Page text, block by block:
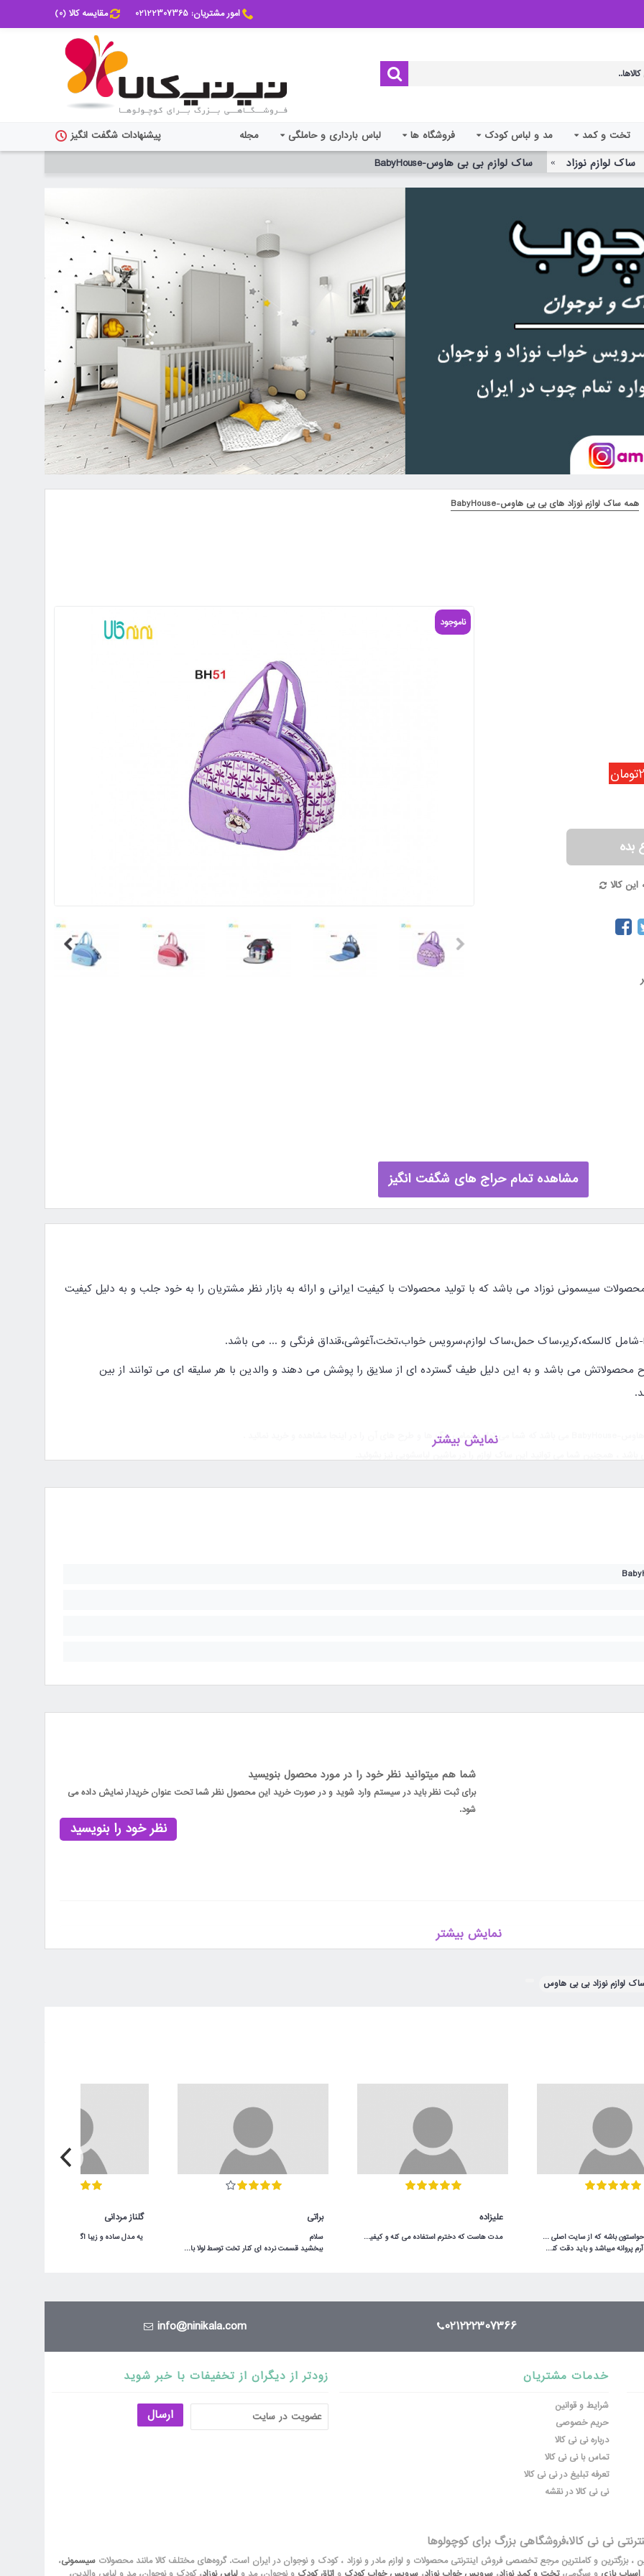
امور مشتریان: 02122307365 مقایسه کالا (0
)
پیشنهادات شگفت انگیز تخت و کمد مد و لباس کودک فروشگاه ها لباس بارداری و حاملگی مجله
ساک لوازم نوزاد ساک لوازم بی بی هاوس-BabyHouse
همه ساک لوازم نوزاد های بی بی هاوس-BabyHouse
ناموجود
بده
کالا
مشاهده تمام حراج های شگفت انگیز
محصولات سیسمونی نوزاد می باشد که با تولید محصولات با کیفیت ایرانی و ارائه به بازار نظر مشتریان را به خود جلب و به دلیل کیفیت
شامل کالسکه،کریر،ساک حمل،ساک لوازم،سرویس خواب،تخت،آغوشی،قنداق فرنگی و ... می باشد.
محصولاتش می باشد و به این دلیل طیف گسترده ای از سلایق را پوشش می دهند و والدین با هر سلیقه ای می توانند از بین
.
قرار گرفتن بر روی شانه .
نمایش بیشتر
شما هم میتوانید نظر خود را در مورد محصول بنویسید
برای ثبت نظر باید در سیستم وارد شوید و در صورت خرید این محصول نظر شما تحت عنوان خریدار نمایش داده می
شود.
نظر خود را بنویسید
نمایش بیشتر
لوازم نوزاد بی بی هاوس
لوگوی نینیکالا آرم پروانه میباشد و باید دقت کنن و آدرس سایت هم ninikala.com
علیزاده
مدت هاست که دخترم استفاده می کنه و کیفیت مناسبی داره.در شگفت انگیز با قیمت عالی خریدم.
براتی
سلام
ببخشید قسمت نرده ای کنار تخت توسط لولا بالا پایین میشه یا ثابته؟سلام بالا پایین میشه
گلناز مردانی
021222307366
info@ninikala.com
زودتر از دیگران از تخفیفات با خبر شوید
ارسال
خدمات مشتریان
شرایط و قوانین
حریم خصوصی
درباره نی نی کالا
تماس با نی نی کالا
تعرفه تبلیغ در نی نی کالا
نی نی کالا در نقشه
نی نی کالا،فروشگاهی بزرگ برای کوچولوها
، بزرگترین و کاملترین مرجع تخصصی فروش اینترنتی محصولات و لوازم مادر و نوزاد ، کودک و نوجوان در ایران است. گروه‏‏‌های مختلف کالا مانند محصولات سیسمونی،